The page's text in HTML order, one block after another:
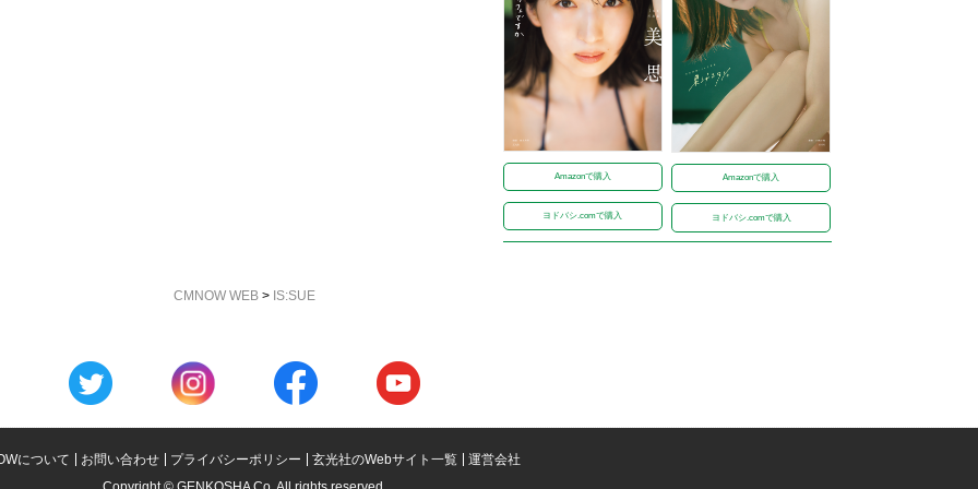
Amazonで購入
ヨドバシ.comで購入
Amazonで購入
ヨドバシ.comで購入
CMNOW WEB > IS:SUE
について お問い合わせ プライバシーポリシー 玄光社のWebサイト一覧
運営会社